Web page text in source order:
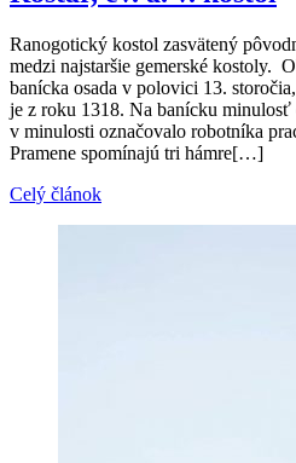
Ranogotický kostol zasvätený
medzi najstaršie gemerské kostoly.
banícka osada v polovici 13.
je z roku 1318. Na banícku minulosť
v minulosti označovalo robotníka
Pramene spomínajú tri hámre[…]
Celý článok